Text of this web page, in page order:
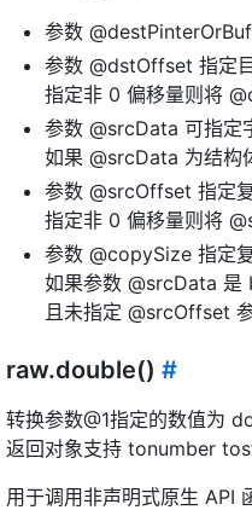
参数
参数 @dstOffset 指定
指定非 0 偏移量则将
参数 @srcData 可指定
如果 @srcData 为结构
参数 @srcOffset 指定
指定非 0 偏移量则将
参数 @copySize 指定
如果参数 @srcData 是
且未指定 @srcOffset
raw.double() #
转换参数@1指定的数值为
返回对象支持 tonumber
用于调用非声明式原生 API